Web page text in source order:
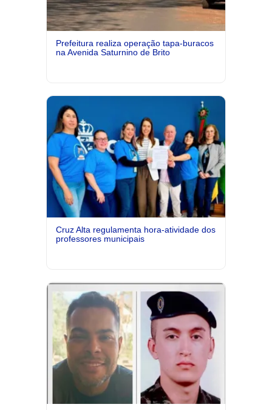
Prefeitura realiza operação tapa-buracos
na Avenida Saturnino de Brito
Cruz Alta regulamenta hora-atividade dos
professores municipais